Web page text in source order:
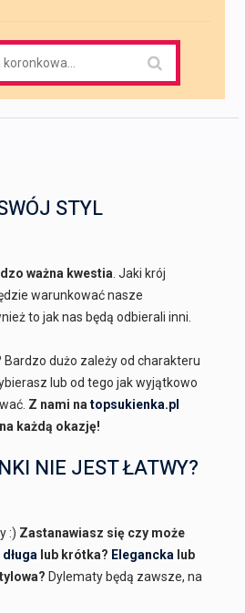
STYL
ważna kwestia . Jaki krój
warunkować nasze
to jak nas będą odbierali inni.
Bardzo dużo zależy od charakteru
lub od tego jak wyjątkowo
Z nami natopsukienka.pl
każdą okazję!
NIE JEST ŁATWY?
:) Zastanawiasz się czy może
długa lub krótka? Elegancka lub
Dylematy będą zawsze, na